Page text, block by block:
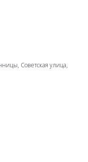
Советская улица,